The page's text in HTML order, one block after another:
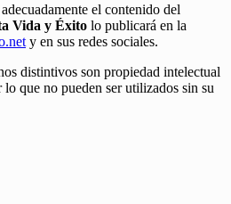
el contenido del
Vida y Éxito lo publicará en la
y en sus redes sociales.
distintivos son propiedad intelectual
lo que no pueden ser utilizados sin su